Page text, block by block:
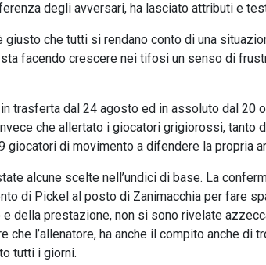
degli avversari, ha lasciato attributi e
giusto che tutti si rendano conto di una
facendo crescere nei tifosi un senso di
trasferta dal 24 agosto ed in assoluto dal 20
che allertato i giocatori grigiorossi, tanto
giocatori di movimento a difendere la propria
alcune scelte nell’undici di base. La
di Pickel al posto di Zanimacchia per fare
della prestazione, non si sono rivelate
l’allenatore, ha anche il compito anche di
tutti i giorni.